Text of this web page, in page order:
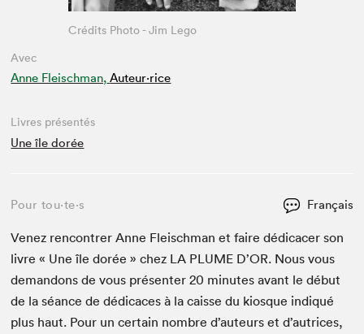
Avec
Anne Fleischman, Auteur·rice
Crédits Photo - Jim Lego
Livres présentés
Une île dorée
Pour tou⋅te⋅s Français
Venez ren­con­tr­er Anne Fleis­chman et faire dédi­cac­er son
livre « Une île dorée » chez LA PLUME D’OR. Nous vous
deman­dons de vous présen­ter20 min­utes avant le début
de la séance de dédi­caces à la caisse du kiosque indiqué
plus haut. Pour un cer­tain nom­bre d’auteurs et d’autrices,